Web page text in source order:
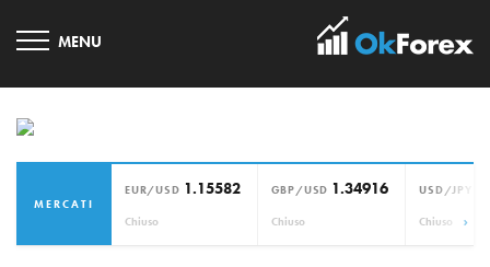
MERCATI
EUR/USD 1.15582
Chiuso
GBP/USD 1.34916
Chiuso
USD/JPY
Chiuso ›